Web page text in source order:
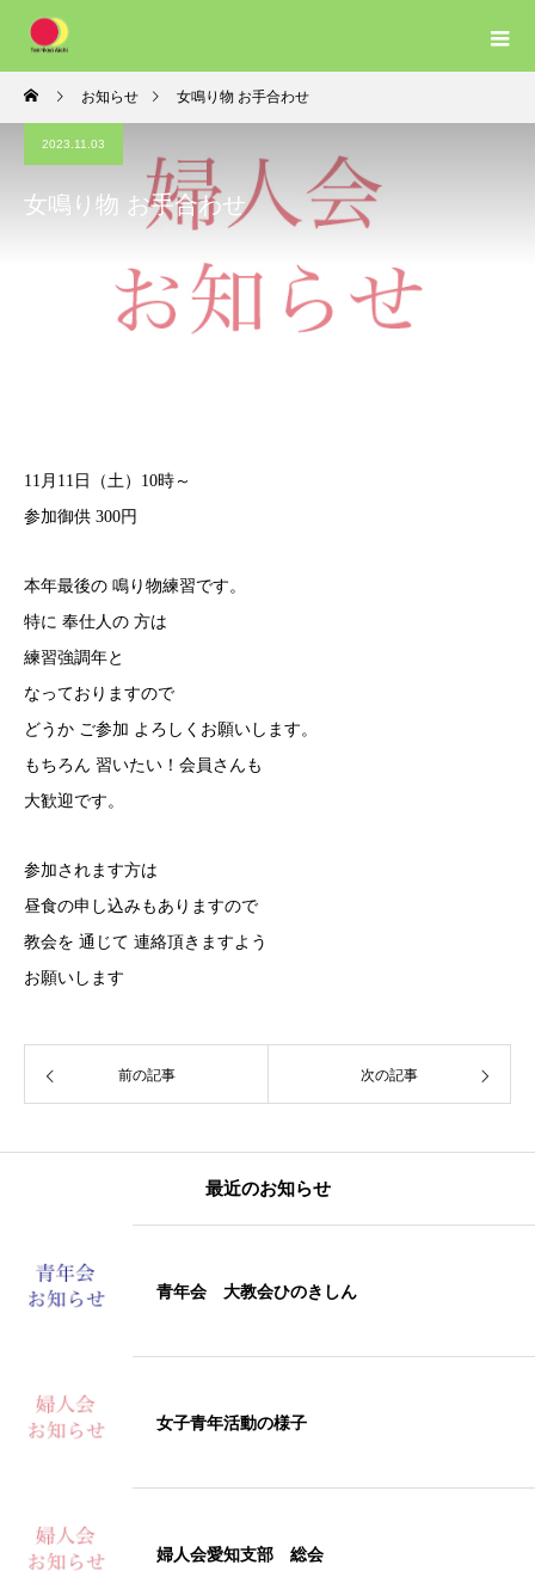
お知らせ 女鳴り物 お手合わせ
2023.11.03
女鳴り物 お手合わせ
11月11日（土）10時～
参加御供 300円
本年最後の 鳴り物練習です。
特に 奉仕人の 方は
練習強調年と
なっておりますので
どうか ご参加 よろしくお願いします。
もちろん 習いたい！会員さんも
大歓迎です。
参加されます方は
昼食の申し込みもありますので
教会を 通じて 連絡頂きますよう
お願いします
前の記事 次の記事
最近のお知らせ
青年会 大教会ひのきしん
女子青年活動の様子
婦人会愛知支部 総会